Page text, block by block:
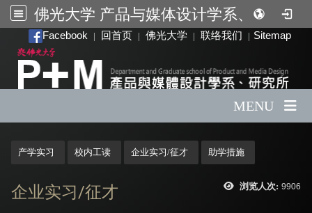
佛光大学 产品与媒体设计学系、研究所
Facebook 回首页 佛光大学 联络我们 Sitemap
MENU
产学实习 校内工读 企业实习/征才 助学措施
浏览人次: 9906
企业实习/征才